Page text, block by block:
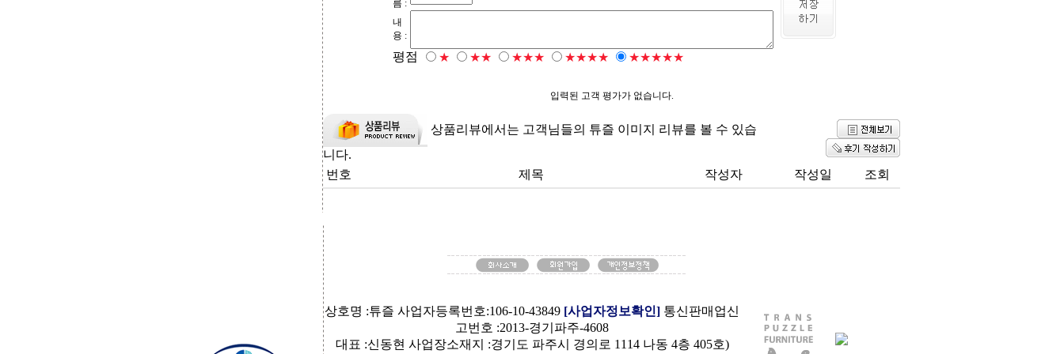
름 :
내
용 :
평점 ★ ★★ ★★★ ★★★★ ★★★★★
입력된 고객 평가가 없습니다.
상품리뷰에서는 고객님들의 튜즐 이미지 리뷰를 볼 수 있습
니다.
번호
제목 작성자 작성일 조회
상호명 :튜즐 사업자등록번호:106-10-43849 [사업자정보확인] 통신판매업신
고번호 :2013-경기파주-4608
대표 :신동현 사업장소재지 :경기도 파주시 경의로 1114 나동 4층 405호)